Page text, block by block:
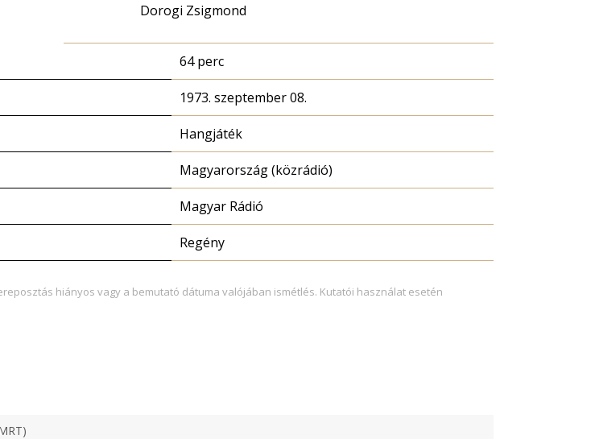
Dorogi Zsigmond
64 perc
1973. szeptember 08.
Hangjáték
Magyarország (közrádió)
Magyar Rádió
Regény
hiányos vagy a bemutató dátuma valójában ismétlés. Kutatói használat esetén